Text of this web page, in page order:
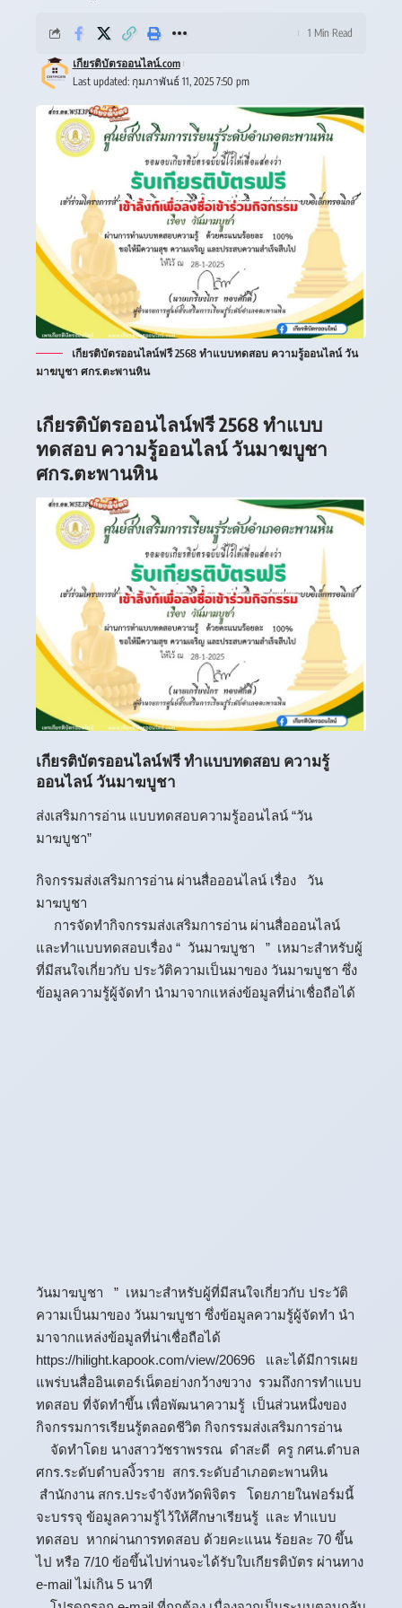
Last updated: กุมภาพันธ์ 11, 2025 7:50 pm
เกียรติบัตรออนไลน์.com
1 Min Read
เกียรติบัตรออนไลน์ฟรี 2568 ทำแบบทดสอบ ความรู้ออนไลน์ วัน
มาฆบูชา ศกร.ตะพานหิน
เกียรติบัตรออนไลน์ฟรี 2568 ทำแบบ
ทดสอบ ความรู้ออนไลน์ วันมาฆบูชา
ศกร.ตะพานหิน
เกียรติบัตรออนไลน์ฟรี ทำแบบทดสอบ ความรู้
ออนไลน์ วันมาฆบูชา
ส่งเสริมการอ่าน แบบทดสอบความรู้ออนไลน์ “วัน
มาฆบูชา”
กิจกรรมส่งเสริมการอ่าน ผ่านสื่อออนไลน์ เรื่อง วัน
มาฆบูชา
การจัดทำกิจกรรมส่งเสริมการอ่าน ผ่านสื่อออนไลน์
และทำแบบทดสอบเรื่อง “ วันมาฆบูชา ” เหมาะสำหรับผู้
ที่มีสนใจเกี่ยวกับ ประวัติความเป็นมาของ วันมาฆบูชา ซึ่ง
ข้อมูลความรู้ผู้จัดทำ นำมาจากแหล่งข้อมูลที่น่าเชื่อถือได้
วันมาฆบูชา ” เหมาะสำหรับผู้ที่มีสนใจเกี่ยวกับ ประวัติ
ความเป็นมาของ วันมาฆบูชา ซึ่งข้อมูลความรู้ผู้จัดทำ นำ
มาจากแหล่งข้อมูลที่น่าเชื่อถือได้
https://hilight.kapook.com/view/20696 และได้มีการเผย
แพร่บนสื่ออินเตอร์เน็ตอย่างกว้างขวาง รวมถึงการทำแบบ
ทดสอบ ที่จัดทำขึ้น เพื่อพัฒนาความรู้ เป็นส่วนหนึ่งของ
กิจกรรมการเรียนรู้ตลอดชีวิต กิจกรรมส่งเสริมการอ่าน
จัดทำโดย นางสาววัชราพรรณ ดำสะดี ครู กศน.ตำบล
ศกร.ระดับตำบลงิ้วราย สกร.ระดับอำเภอตะพานหิน
สำนักงาน สกร.ประจำจังหวัดพิจิตร โดยภายในฟอร์มนี้
จะบรรจุ ข้อมูลความรู้ไว้ให้ศึกษาเรียนรู้ และ ทำแบบ
ทดสอบ หากผ่านการทดสอบ ด้วยคะแนน ร้อยละ 70 ขึ้น
ไป หรือ 7/10 ข้อขึ้นไปท่านจะได้รับใบเกียรติบัตร ผ่านทาง
e-mail ไม่เกิน 5 นาที